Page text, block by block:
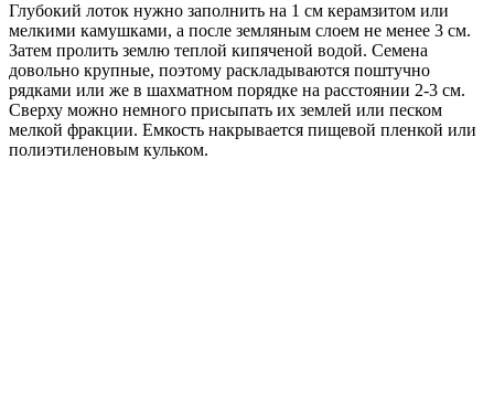
Глубокий лоток нужно заполнить на 1 см керамзитом или
мелкими камушками, а после земляным слоем не менее 3 см.
Затем пролить землю теплой кипяченой водой. Семена
довольно крупные, поэтому раскладываются поштучно
рядками или же в шахматном порядке на расстоянии 2-3 см.
Сверху можно немного присыпать их землей или песком
мелкой фракции. Емкость накрывается пищевой пленкой или
полиэтиленовым кульком.